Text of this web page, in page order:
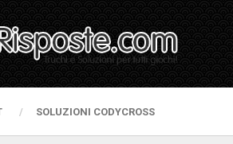
SOLUZIONI CODYCROSS